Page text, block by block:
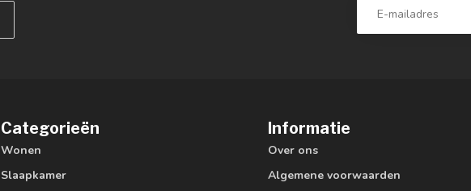
Categorieën
Wonen
Slaapkamer
Informatie
Over ons
Algemene voorwaarden